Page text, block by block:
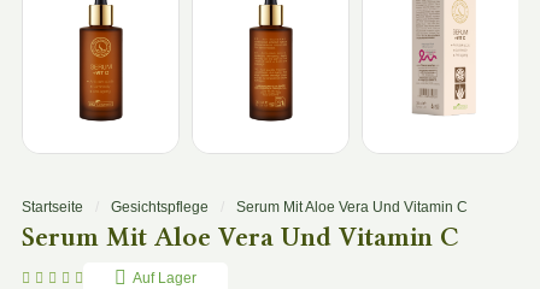
Startseite Gesichtspflege Serum Mit Aloe Vera Und Vitamin C
Serum Mit Aloe Vera Und Vitamin C
     Auf Lager